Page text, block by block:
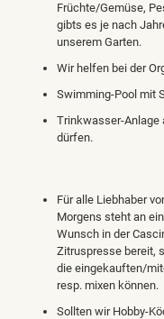
Früchte/Gemüse,
gibts es je nach
unserem Garten.
Wir helfen bei der
Swimming-Pool mit
Trinkwasser-Anlage
dürfen.
Für alle Liebhaber
Morgens steht an
Wunsch in der
Zitruspresse bereit,
die eingekauften/
resp. mixen können.
Sollten wir Hobby-